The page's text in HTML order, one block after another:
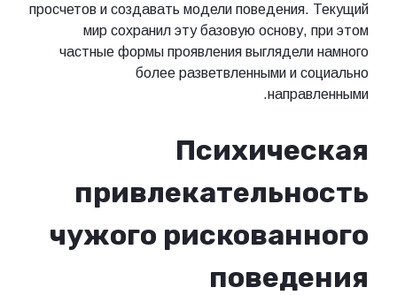
просчетов и создавать модели поведения. Текущий
мир сохранил эту базовую основу, при этом
частные формы проявления выглядели намного
более разветвленными и социально
направленными.
Психическая
привлекательность
чужого рискованного
поведения